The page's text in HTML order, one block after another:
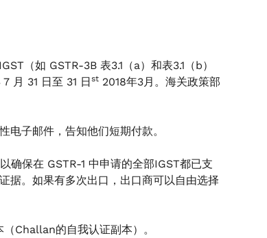
（如 GSTR-3B 表3.1（a）和表3.1（b）
7 月 31 日至 31 日st 2018年3月。海关政策部
子邮件，告知他们短期付款。
确保在 GSTR-1 中申请的全部IGST都已支
据。如果有多次出口，出口商可以自由选择
Challan的自我认证副本）。